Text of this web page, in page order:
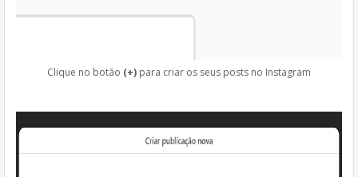
Clique no botão (+) para criar os seus posts no Instagram